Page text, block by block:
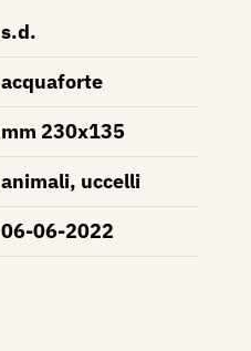
s.d.
acquaforte
mm 230x135
animali, uccelli
06-06-2022